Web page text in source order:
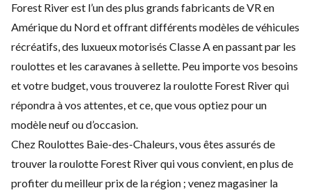
Forest River est l’un des plus grands fabricants de VR en
Amérique du Nord et offrant différents modèles de véhicules
récréatifs, des luxueux motorisés Classe A en passant par les
roulottes et les caravanes à sellette. Peu importe vos besoins
et votre budget, vous trouverez la roulotte Forest River qui
répondra à vos attentes, et ce, que vous optiez pour un
modèle neuf ou d’occasion.
Chez Roulottes Baie-des-Chaleurs, vous êtes assurés de
trouver la roulotte Forest River qui vous convient, en plus de
profiter du meilleur prix de la région ; venez magasiner la